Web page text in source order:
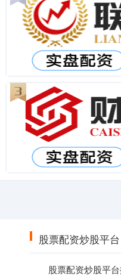
股票配资炒股平台
股票配资炒股平